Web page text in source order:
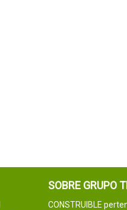
SOBRE GRUPO
CONSTRUIBLE